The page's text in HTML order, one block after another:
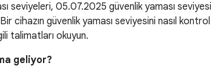
seviyeleri, 05.07.2025 güvenlik yaması
cihazın güvenlik yaması seviyesini nasıl
talimatları okuyun.
geliyor?